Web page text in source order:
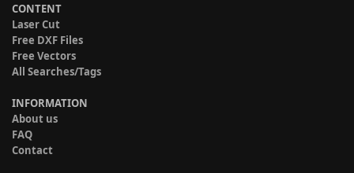
CONTENT
Laser Cut
Free DXF Files
Free Vectors
All Searches/Tags
INFORMATION
About us
FAQ
Contact